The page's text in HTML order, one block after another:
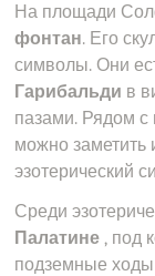
На площади
фонтан. Его
символы. Они
Гарибальди в
пазами. Рядом с
можно
эзотерический
Среди
Палатине , под
подземные ходы